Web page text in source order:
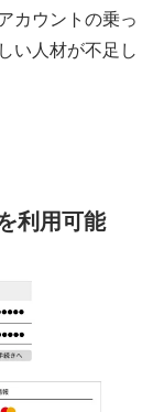
カウントの乗っ
い人材が不足し
利用可能